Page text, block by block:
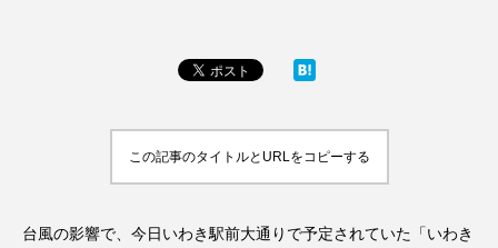
この記事のタイトルとURLをコピーする
台風の影響で、今日いわき駅前大通りで予定されていた「いわき